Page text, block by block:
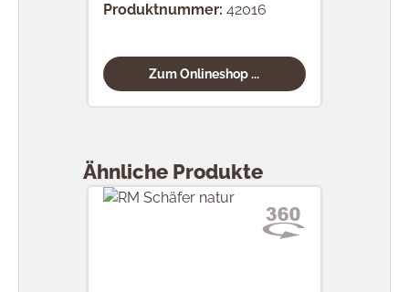
Produktnummer: 42016
Zum Onlineshop ...
Ähnliche Produkte